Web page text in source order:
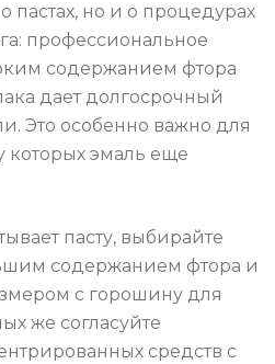
пастах, но и о процедурах
профессиональное
содержанием фтора
дает долгосрочный
Это особенно важно для
которых эмаль еще
пасту, выбирайте
содержанием фтора и
с горошину для
же согласуйте
средств с